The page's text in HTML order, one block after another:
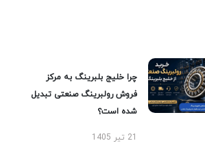
چرا خلیج بلبرینگ به مرکز
فروش رولبرینگ صنعتی تبدیل
شده است؟
21 تیر 1405